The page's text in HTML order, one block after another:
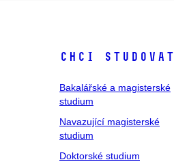
Chci studovat
Bakalářské a magisterské
studium
Navazující magisterské
studium
Doktorské studium